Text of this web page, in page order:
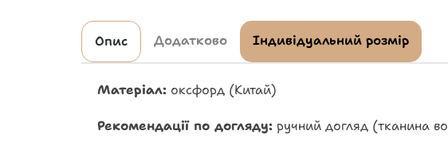
Опис Додатково Індивідуальний розмір
Матеріал: оксфорд (Китай)
Рекомендації по догляду: ручний догляд (тканина